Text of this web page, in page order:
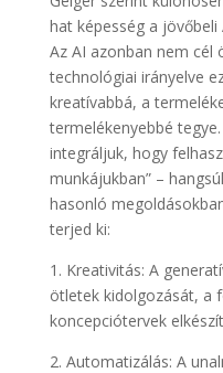
hat képesség a
Az AI azonban nem cél
technológiai irányelve
kreatívabbá, a
termelékenyebbé
integráljuk, hogy
munkájukban” –
hasonló
terjed ki:
1. Kreativitás: A
ötletek kidolgozását, a
koncepciótervek
2. Automatizálás: A